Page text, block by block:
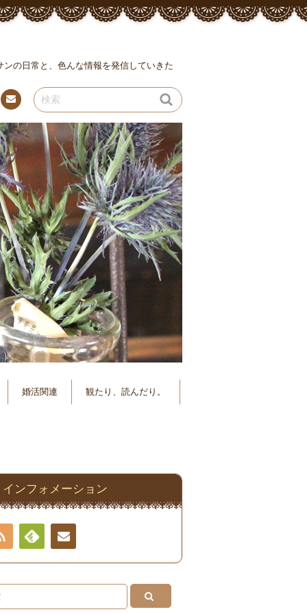
の日常と、色んな情報を発信していきた
先
婚活関連 観たり、読んだり。
インフォメーション
RSS
Feedly連絡
先